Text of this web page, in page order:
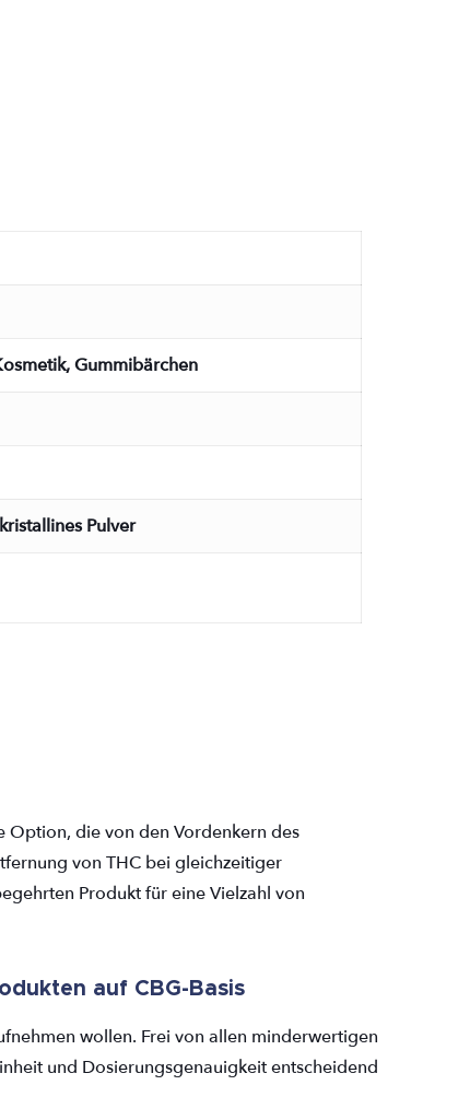
Gummibärchen
Pulver
Option, die von den Vordenkern des
von THC bei gleichzeitiger
Produkt für eine Vielzahl von
auf CBG-Basis
wollen. Frei von allen minderwertigen
und Dosierungsgenauigkeit entscheidend